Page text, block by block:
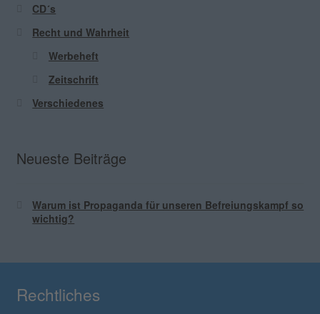
CD´s
Recht und Wahrheit
Werbeheft
Zeitschrift
Verschiedenes
Neueste Beiträge
Warum ist Propaganda für unseren Befreiungskampf so
wichtig?
Rechtliches